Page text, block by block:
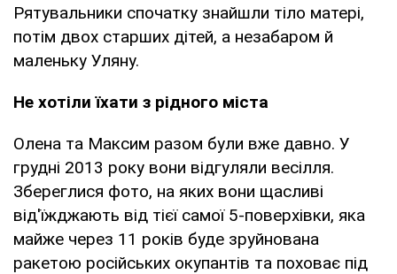
Рятувальники спочатку знайшли тіло матері,
потім двох старших дітей, а незабаром й
маленьку Уляну.
Не хотіли їхати з рідного міста
Олена та Максим разом були вже давно. У
грудні 2013 року вони відгуляли весілля.
Збереглися фото, на яких вони щасливі
від'їжджають від тієї самої 5-поверхівки, яка
майже через 11 років буде зруйнована
ракетою російських окупантів та поховає під